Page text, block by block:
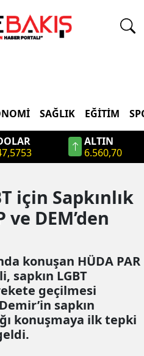
SAĞLIK EĞITIM
ALTIN
6.560,70
için Sapkınlık
DEM’den
konuşan HÜDA PAR
sapkın LGBT
geçilmesi
sapkın
konuşmaya ilk tepki